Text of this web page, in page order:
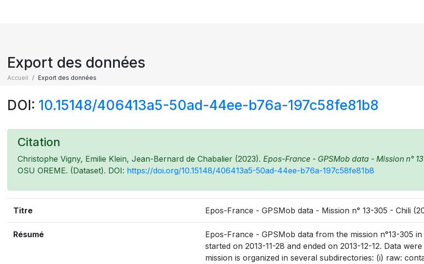
Export des données
Accueil Export des données
DOI: 10.15148/406413a5-50ad-44ee-b76a-197c58fe81b8
Citation
Christophe Vigny, Emilie Klein, Jean-Bernard de Chabalier (2023). Epos-France - GPSMob data - Mission n°
OSU OREME. (Dataset). DOI: https://doi.org/10.15148/406413a5-50ad-44ee-b76a-197c58fe81b8
Titre Epos-France - GPSMob data - Mission n° 13-305 - Chili
Résumé
Epos-France - GPSMob data from the mission n°13-305
started on 2013-11-28 and ended on 2013-12-12. Data
mission is organized in several subdirectories: (i) raw: